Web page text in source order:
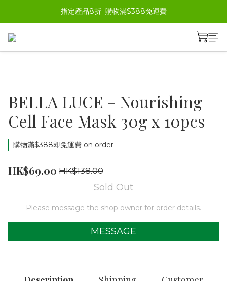
指定產品8折  購物滿$388免運費
BELLA LUCE - Nourishing
Cell Face Mask 30g x 10pcs
購物滿$388即免運費 on order
HK$69.00 HK$138.00
Sold Out
Please message the shop owner for order details.
MESSAGE